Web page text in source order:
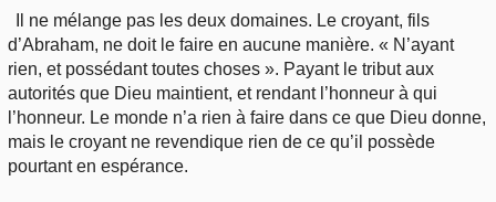
Il ne mélange pas les deux domaines. Le croyant, fils
d’Abraham, ne doit le faire en aucune manière. « N’ayant
rien, et possédant toutes choses ». Payant le tribut aux
autorités que Dieu maintient, et rendant l’honneur à qui
l’honneur. Le monde n’a rien à faire dans ce que Dieu donne,
mais le croyant ne revendique rien de ce qu’il possède
pourtant en espérance.